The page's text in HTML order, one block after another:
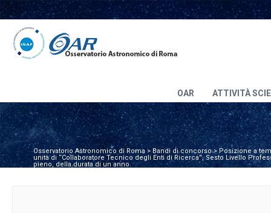
OAR ATTIVITÀ
Osservatorio Astronomico di Roma>Bandi di concorso>Posizione a
unità di “Collaboratore Tecnico degli Enti di Ricerca”, Sesto Livello
pieno, della durata di un anno.